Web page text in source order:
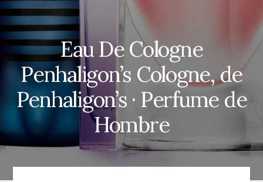
Eau De Cologne
Penhaligon’s Cologne, de
Penhaligon’s · Perfume de
Hombre